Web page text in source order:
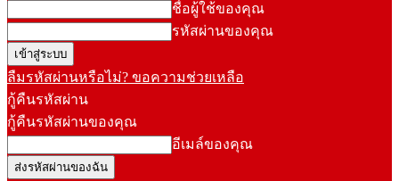
ชื่อผู้ใช้ของคุณ
รหัสผ่านของคุณ
ลืมรหัสผ่านหรือไม่? ขอความช่วยเหลือ
กู้คืนรหัสผ่าน
กู้คืนรหัสผ่านของคุณ
อีเมล์ของคุณ